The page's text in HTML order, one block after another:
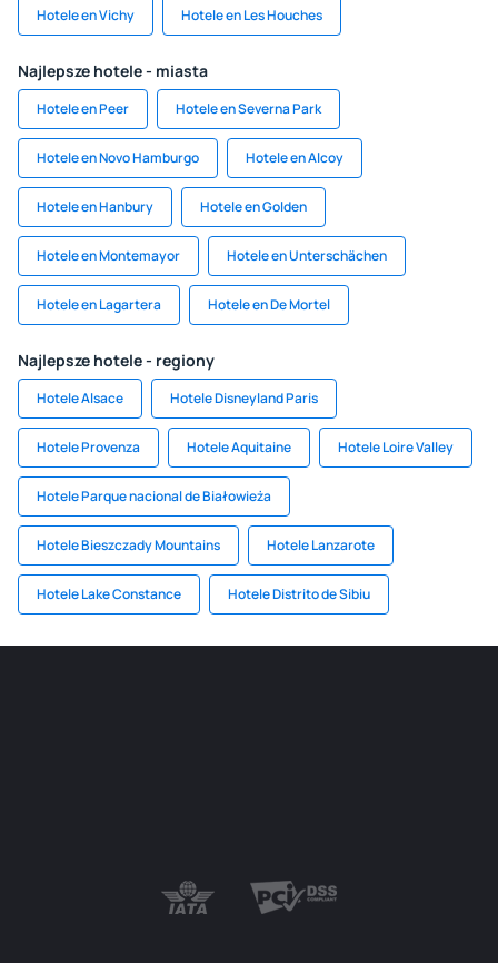
Hotele en Vichy Hotele en Les Houches
Najlepsze hotele - miasta
Hotele en Peer Hotele en Severna Park
Hotele en Novo Hamburgo Hotele en Alcoy
Hotele en Hanbury Hotele en Golden
Hotele en Montemayor Hotele en Unterschächen
Hotele en Lagartera Hotele en De Mortel
Najlepsze hotele - regiony
Hotele Alsace Hotele Disneyland Paris
Hotele Provenza Hotele Aquitaine Hotele Loire Valley
Hotele Parque nacional de Białowieża
Hotele Bieszczady Mountains Hotele Lanzarote
Hotele Lake Constance Hotele Distrito de Sibiu